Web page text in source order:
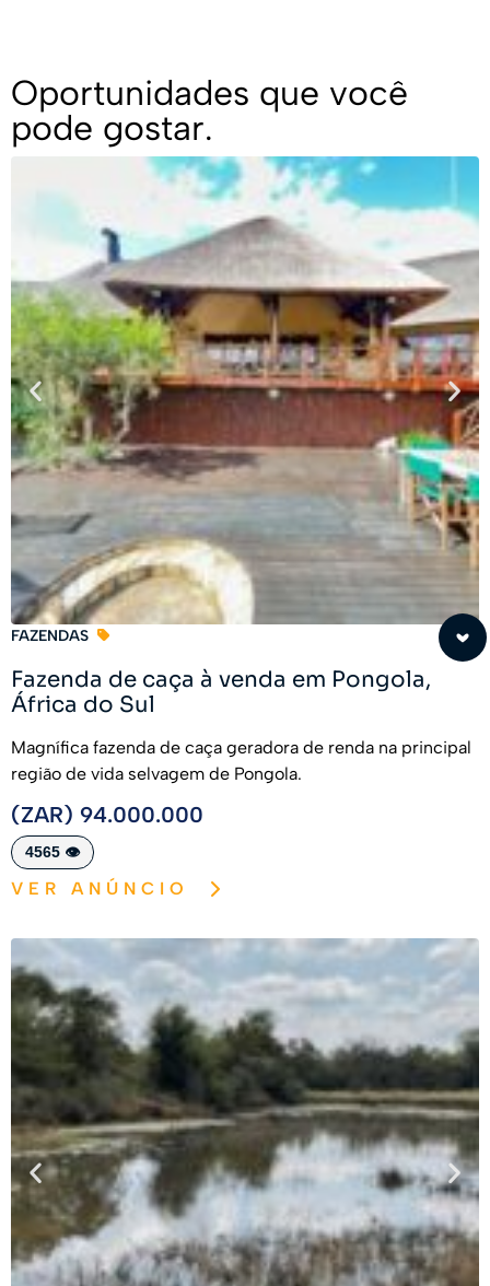
Oportunidades que você
pode gostar.
FAZENDAS
Fazenda de caça à venda em Pongola,
África do Sul
Magnífica fazenda de caça geradora de renda na principal
região de vida selvagem de Pongola.
(ZAR) 94.000.000
4565 👁️
VER ANÚNCIO